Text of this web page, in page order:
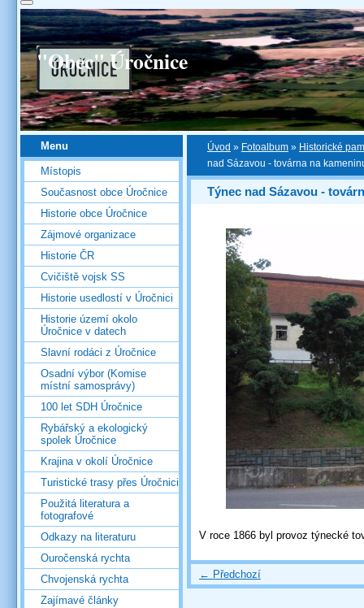
"Obec" Úročnice
Úvod » Fotoalbum » Historické
nad Sázavou - továrna na
Týnec nad Sázavou -
V roce 1866 byl provoz týnecké
← Předchozí
Menu
Místopis
Současnost obce Úročnice
Historie obce Úročnice
Zájmové organizace
Historie ČR
Cvičiště vojsk SS
Historie usedlostí v Úročnici
Historie území okolo
Úročnice v datech
Slavní rodáci z Úročnice
Osadní výbor (Komise
místní samosprávy)
100 let SDH Úročnice
Rybářský a ekologický
spolek Úročnice
Krajina v okolí Úročnice
Turistické trasy přes Úročnici
Použitá literatura a
fotografové
Odkazy na literaturu
Ouročenská rychta
Chvojenská rychta
Zajímavé články